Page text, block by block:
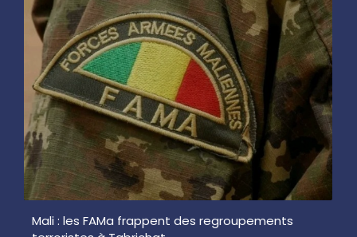
Mali : les FAMa frappent des regroupements